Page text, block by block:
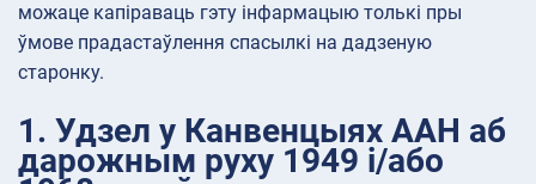
можаце капіраваць гэту інфармацыю толькі пры
ўмове прадастаўлення спасылкі на дадзеную
старонку.
1. Удзел у Канвенцыях ААН аб
дарожным руху 1949 і/або